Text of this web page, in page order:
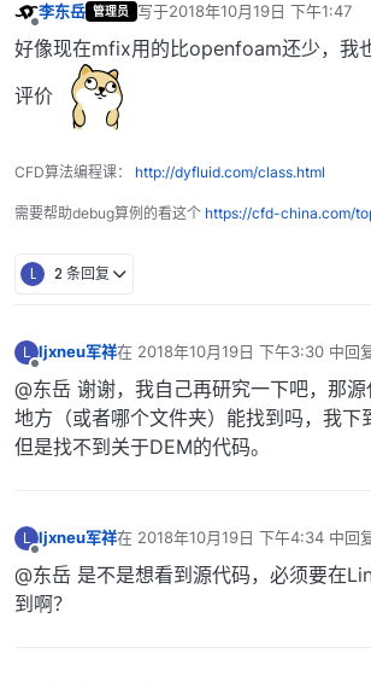
李东岳 管理员 写于2018年10月19日 下午1:47
最后由 编辑
好像现在mfix用的比openfoam还少，我
评价
CFD算法编程课： http://dyfluid.com/class.html
需要帮助debug算例的看这个 https://cfd-china.com/
L 2 条回复
L ljxneu军祥在 2018年10月19日 下午3:30 中回
最后由 编辑
@东岳 谢谢，我自己再研究一下吧，那
地方（或者哪个文件夹）能找到吗，我下
但是找不到关于DEM的代码。
L ljxneu军祥在 2018年10月19日 下午4:34 中回
最后由 编辑
@东岳 是不是想看到源代码，必须要在
到啊？